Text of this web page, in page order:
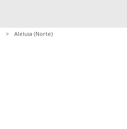
Aleluia (Norte)